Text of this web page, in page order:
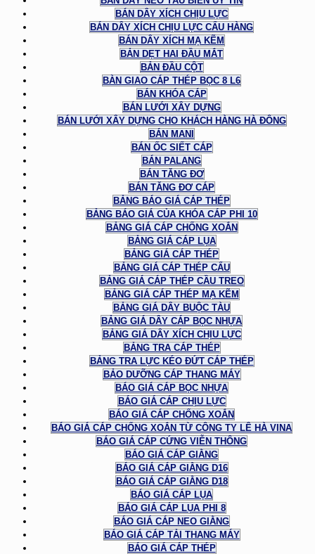
BÁN DÂY XÍCH CHỊU LỰC
BÁN DÂY XÍCH CHỊU LỰC CẨU HÀNG
BÁN DÂY XÍCH MẠ KẼM
BẢN DẸT HAI ĐẦU MẮT
BẢN ĐẦU CỘT
BÀN GIAO CÁP THÉP BỌC 8 L6
BÁN KHÓA CÁP
BÁN LƯỚI XÂY DỰNG
BÁN LƯỚI XÂY DỰNG CHO KHÁCH HÀNG HÀ ĐÔNG
BÁN MANI
BÁN ỐC SIẾT CÁP
BÁN PALANG
BÁN TĂNG ĐƠ
BÁN TĂNG ĐƠ CÁP
BẢNG BÁO GIÁ CÁP THÉP
BẢNG BÁO GIÁ CỦA KHÓA CÁP PHI 10
BẢNG GIÁ CÁP CHỐNG XOẮN
BẢNG GIÁ CÁP LỤA
BẢNG GIÁ CÁP THÉP
BẢNG GIÁ CÁP THÉP CẨU
BẢNG GIÁ CÁP THÉP CẦU TREO
BẢNG GIÁ CÁP THÉP MẠ KẼM
BẢNG GIÁ DÂY BUỘC TÀU
BẢNG GIÁ DÂY CÁP BỌC NHỰA
BẢNG GIÁ DÂY XÍCH CHỊU LỰC
BẢNG TRA CÁP THÉP
BẢNG TRA LỰC KÉO ĐỨT CÁP THÉP
BẢO DƯỠNG CÁP THANG MÁY
BÁO GIÁ CÁP BỌC NHỰA
BÁO GIÁ CÁP CHỊU LỰC
BÁO GIÁ CÁP CHỐNG XOẮN
BÁO GIÁ CÁP CHỐNG XOẮN TỪ CÔNG TY LÊ HÀ VINA
BÁO GIÁ CÁP CỨNG VIỄN THÔNG
BÁO GIÁ CÁP GIẰNG
BÁO GIÁ CÁP GIẰNG D16
BÁO GIÁ CÁP GIẰNG D18
BÁO GIÁ CÁP LỤA
BÁO GIÁ CÁP LỤA PHI 8
BÁO GIÁ CÁP NEO GIẰNG
BÁO GIÁ CÁP TẢI THANG MÁY
BÁO GIÁ CÁP THÉP